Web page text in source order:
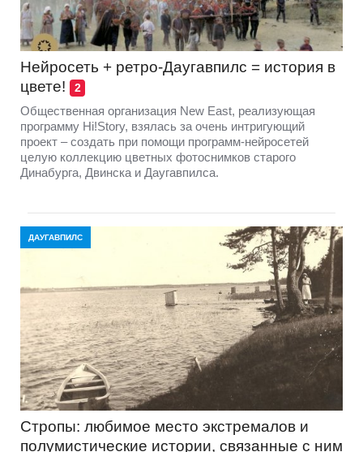
Нейросеть + ретро-Даугавпилс = история в
цвете!
2
Общественная организация New East, реализующая
программу Hi!Story, взялась за очень интригующий
проект – создать при помощи программ-нейросетей
целую коллекцию цветных фотоснимков старого
Динабурга, Двинска и Даугавпилса.
ДАУГАВПИЛС
Стропы: любимое место экстремалов и
полумистические истории, связанные с ним